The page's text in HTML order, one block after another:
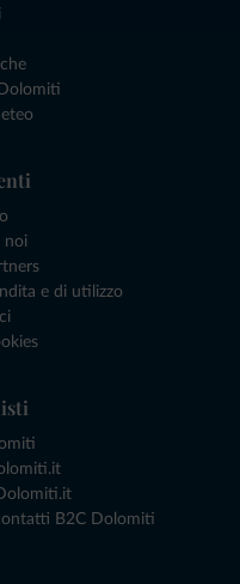
noi
e di utilizzo
B2C Dolomiti